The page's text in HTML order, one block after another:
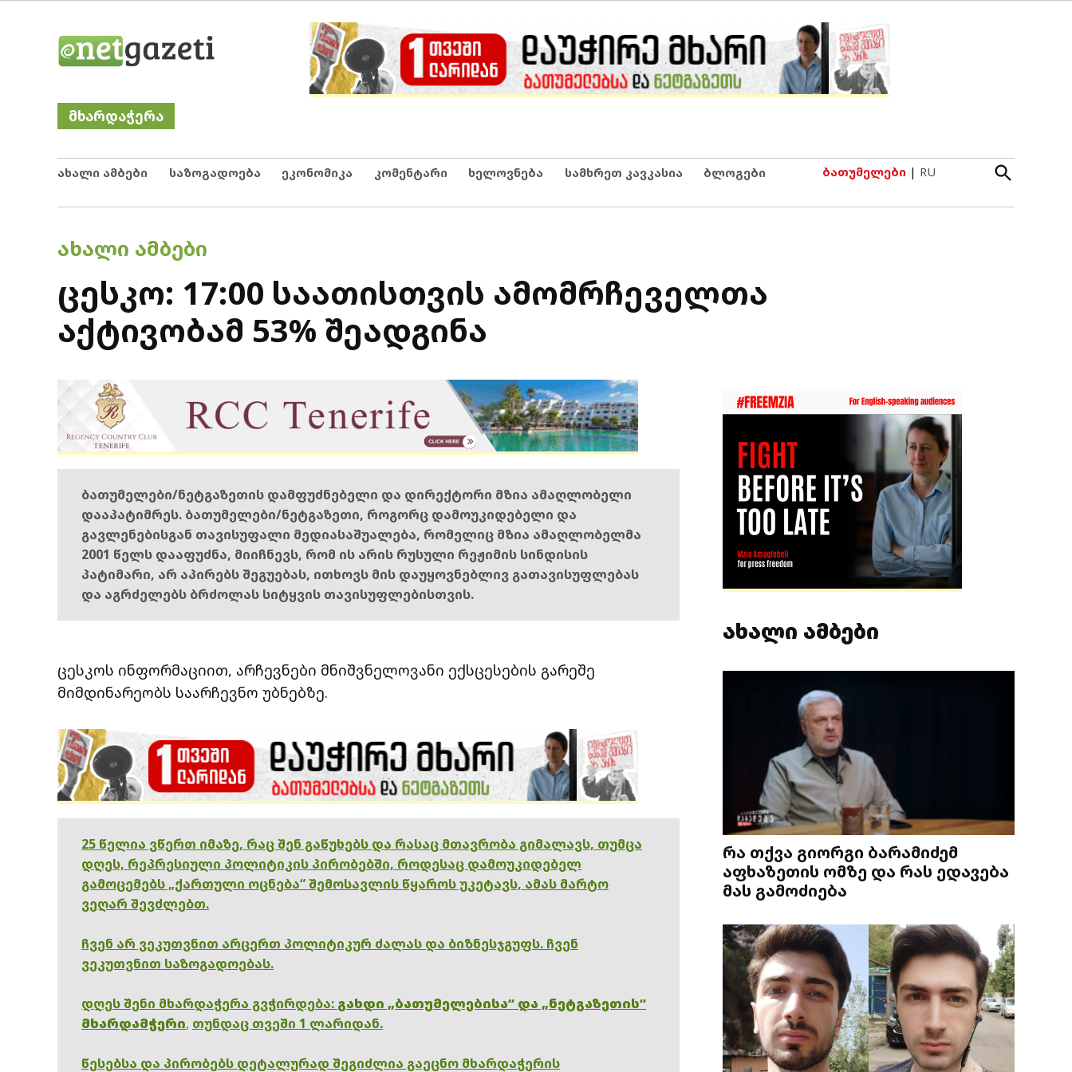
Netgazeti
მხარდაჭერა
ახალი ამბები საზოგადოება ეკონომიკა კომენტარი ხელოვნება სამხრეთ კავკასია ბლოგები ბათუმელები | RU
Open
Search
POSTED
ᲐᲮᲐᲚᲘ ᲐᲛᲑᲔᲑᲘ
ცესკო: 17:00 საათისთვის ამომრჩეველთა
აქტივობამ 53% შეადგინა
ბათუმელები/ნეტგაზეთის დამფუძნებელი და დირექტორი მზია ამაღლობელი
დააპატიმრეს. ბათუმელები/ნეტგაზეთი, როგორც დამოუკიდებელი და
გავლენებისგან თავისუფალი მედიასაშუალება, რომელიც მზია ამაღლობელმა
2001 წელს დააფუძნა, მიიჩნევს, რომ ის არის რუსული რეჟიმის სინდისის
პატიმარი, არ აპირებს შეგუებას, ითხოვს მის დაუყოვნებლივ გათავისუფლებას
და აგრძელებს ბრძოლას სიტყვის თავისუფლებისთვის.
ცესკოს ინფორმაციით, არჩევნები მნიშვნელოვანი ექსცესების გარეშე
მიმდინარეობს საარჩევნო უბნებზე.
25 წელია ვწერთ იმაზე, რაც შენ გაწუხებს და რასაც მთავრობა გიმალავს, თუმცა
დღეს, რეპრესიული პოლიტიკის პირობებში, როდესაც დამოუკიდებელ
გამოცემებს „ქართული ოცნება“ შემოსავლის წყაროს უკეტავს, ამას მარტო
ვეღარ შევძლებთ.
ჩვენ არ ვეკუთვნით არცერთ პოლიტიკურ ძალას და ბიზნესჯგუფს. ჩვენ
ვეკუთვნით საზოგადოებას.
დღეს შენი მხარდაჭერა გვჭირდება: გახდი „ბათუმელებისა“ და „ნეტგაზეთის“
მხარდამჭერი, თუნდაც თვეში 1 ლარიდან.
წესებსა და პირობებს დეტალურად შეგიძლია გაეცნო მხარდაჭერის
ახალი ამბები
რა თქვა გიორგი ბარამიძემ
აფხაზეთის ომზე და რას ედავება
მას გამოძიება